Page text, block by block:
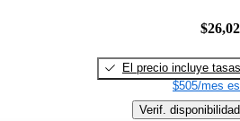
El precio incluye tasas
$505/mes
Verif. disponibilidad